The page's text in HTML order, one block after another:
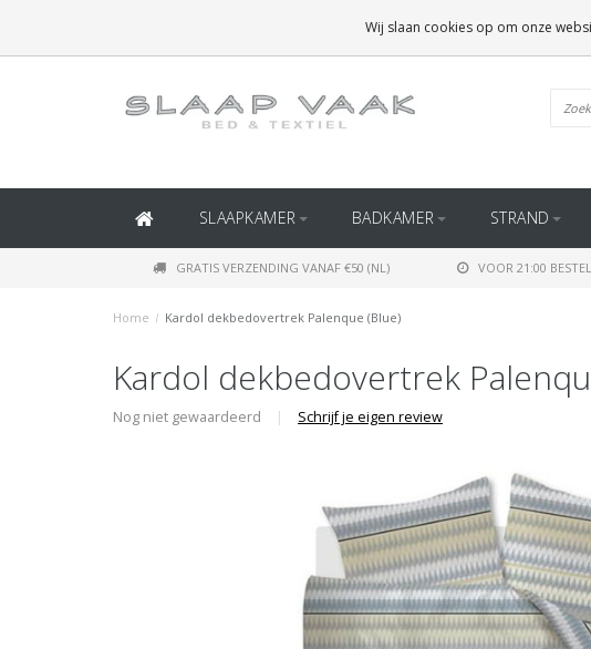
(BINNEN BELGIË)
SLAAPKAMER BADKAMER STRAND
GRATIS VERZENDING VANAF €50 (NL) VOOR 21:00
Home / Kardol dekbedovertrek Palenque (Blue)
Kardol dekbedovertrek
Nog niet gewaardeerd | Schrijf je eigen review
Wij slaan cookies op om onze